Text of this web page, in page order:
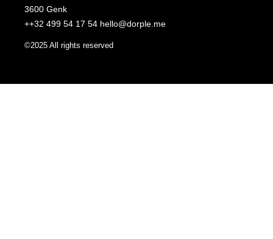
3600 Genk
++32 499 54 17 54 hello@dorple.me
©2025 All rights reserved